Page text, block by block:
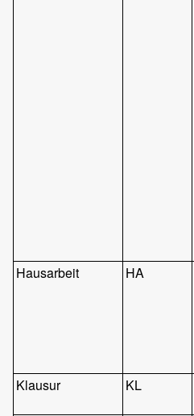
Hausarbeit
HA
Klausur
KL